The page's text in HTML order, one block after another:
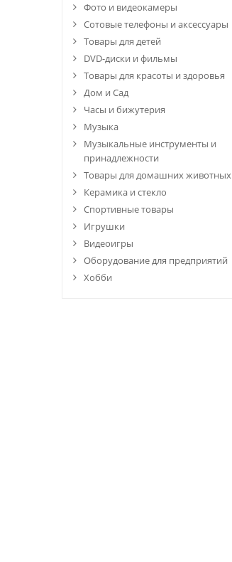
Фото и видеокамеры
Сотовые телефоны и аксессуары
Товары для детей
DVD-диски и фильмы
Товары для красоты и здоровья
Дом и Сад
Часы и бижутерия
Музыка
Музыкальные инструменты и
принадлежности
Товары для домашних животных
Керамика и стекло
Спортивные товары
Игрушки
Видеоигры
Оборудование для предприятий
Хобби